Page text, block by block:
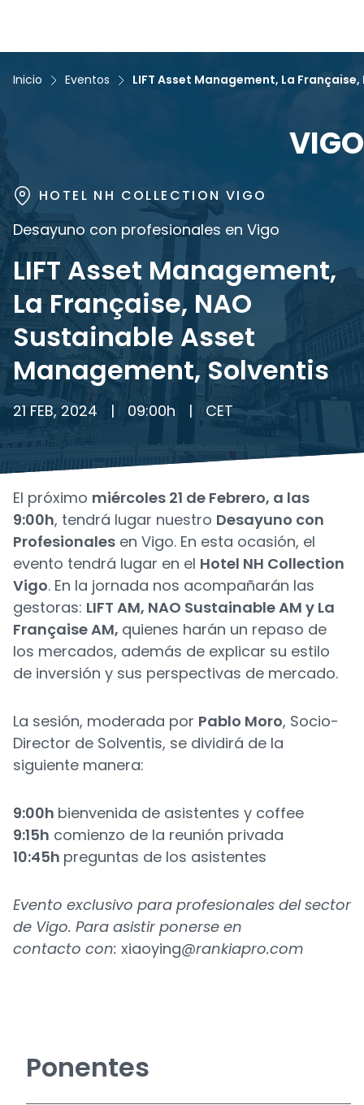
Inicio Eventos LIFT Asset Management, La
VIGO
HOTEL NH COLLECTION VIGO
Desayuno con profesionales en Vigo
LIFT Asset Management,
La Française, NAO
Sustainable Asset
Management, Solventis
21 FEB, 2024 | 09:00h | CET
El próximo miércoles 21 de Febrero, a las
9:00h, tendrá lugar nuestro Desayuno con
Profesionales en Vigo. En esta ocasión, el
evento tendrá lugar en el Hotel NH Collection
Vigo. En la jornada nos acompañarán las
gestoras: LIFT AM, NAO Sustainable AM y La
Française AM, quienes harán un repaso de
los mercados, además de explicar su estilo
de inversión y sus perspectivas de mercado.
La sesión, moderada por Pablo Moro, Socio-
Director de Solventis, se dividirá de la
siguiente manera:
9:00h bienvenida de asistentes y coffee
9:15h comienzo de la reunión privada
10:45h preguntas de los asistentes
Evento exclusivo para profesionales del sector
de Vigo. Para asistir ponerse en
contacto con: xiaoying@rankiapro.com
Ponentes